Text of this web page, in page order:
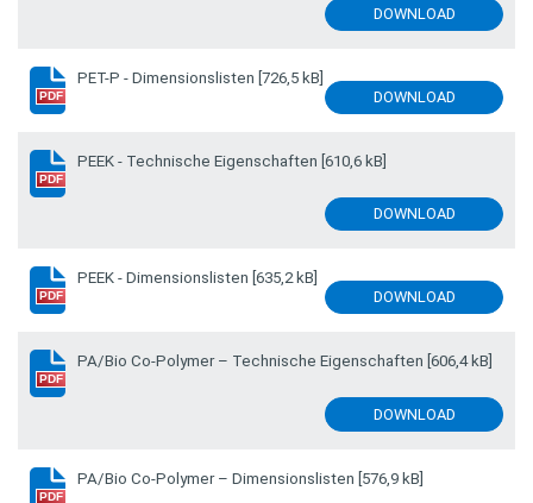
DOWNLOAD
PDF
PET-P - Dimensionslisten [726,5 kB]
DOWNLOAD
PDF
PEEK - Technische Eigenschaften [610,6 kB]
DOWNLOAD
PDF
PEEK - Dimensionslisten [635,2 kB]
DOWNLOAD
PDF
PA/Bio Co-Polymer – Technische Eigenschaften [606,4 kB]
DOWNLOAD
PDF
PA/Bio Co-Polymer – Dimensionslisten [576,9 kB]